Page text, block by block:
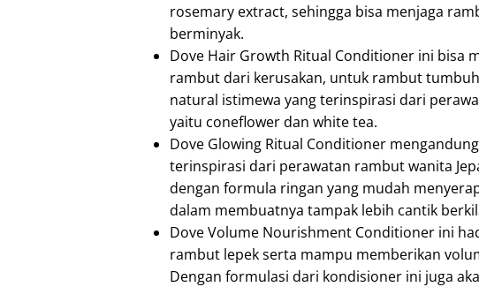
rosemary extract, sehingga bisa menjaga
berminyak.
Dove Hair Growth Ritual Conditioner ini bisa
rambut dari kerusakan, untuk rambut
natural istimewa yang terinspirasi dari
yaitu coneflower dan white tea.
Dove Glowing Ritual Conditioner
terinspirasi dari perawatan rambut wanita
dengan formula ringan yang mudah
dalam membuatnya tampak lebih cantik
Dove Volume Nourishment Conditioner ini
rambut lepek serta mampu memberikan
Dengan formulasi dari kondisioner ini juga